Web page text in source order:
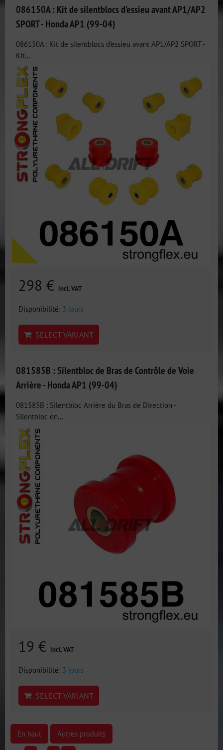
086150A : Kit de silentblocs d'essieu avant AP1/AP2
SPORT - Honda AP1 (99-04)
086150A : Kit de silentblocs d'essieu avant AP1/AP2 SPORT -
Kit...
298 € incl. VAT
Disponibilité: 3 jours
SELECT VARIANT
081585B : Silentbloc de Bras de Contrôle de Voie
Arrière - Honda AP1 (99-04)
081585B : Silentbloc Arrière du Bras de Direction -
Silentbloc en...
19 € incl. VAT
Disponibilité: 3 jours
SELECT VARIANT
En haut Autres produits